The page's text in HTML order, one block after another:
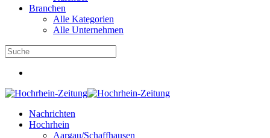
Branchen
Alle Kategorien
Alle Unternehmen
Nachrichten
Hochrhein
Aargau/Schaffhausen